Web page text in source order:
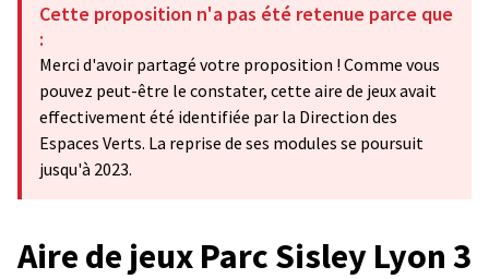
Cette proposition n'a pas été retenue parce que
:
Merci d'avoir partagé votre proposition ! Comme vous
pouvez peut-être le constater, cette aire de jeux avait
effectivement été identifiée par la Direction des
Espaces Verts. La reprise de ses modules se poursuit
jusqu'à 2023.
Aire de jeux Parc Sisley Lyon 3